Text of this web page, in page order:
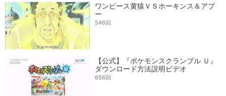
ワンピース黄猿ＶＳホーキンス＆アプ
ー
546回
【公式】『ポケモンスクランブル Ｕ』
ダウンロード方法説明ビデオ
656回